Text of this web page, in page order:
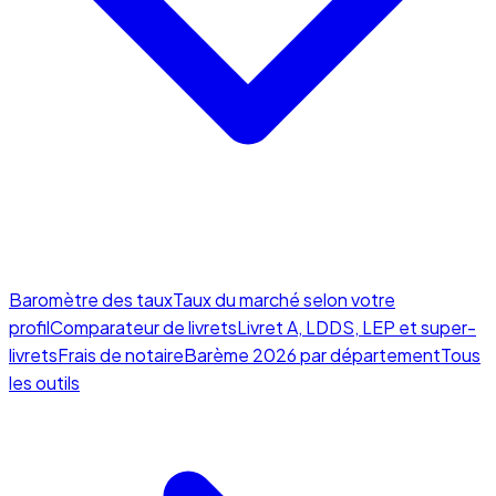
Baromètre des tauxTaux du marché selon votre
profilComparateur de livretsLivret A, LDDS, LEP et super-
livretsFrais de notaireBarème 2026 par départementTous
les outils